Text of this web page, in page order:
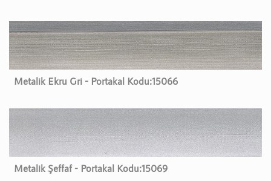
Metalik Ekru Gri - Portakal Kodu:15066
Metalik Şeffaf - Portakal Kodu:15069